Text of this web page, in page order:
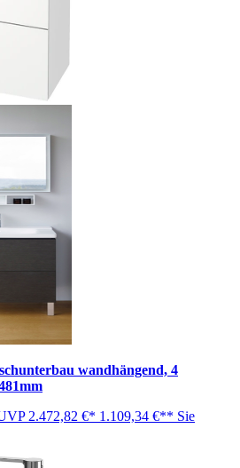
wandhängend, 4
2.472,82 €* 1.109,34 €** Sie